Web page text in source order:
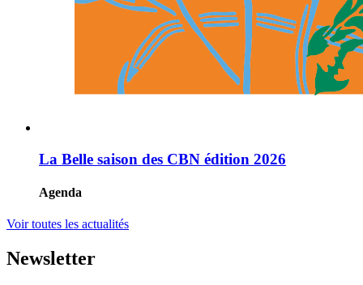
La Belle saison des CBN édition 2026
Agenda
Voir toutes les actualités
Newsletter